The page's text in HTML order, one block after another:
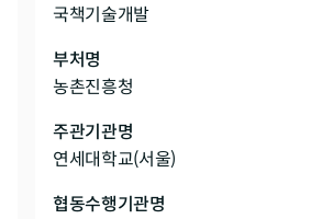
국책기술개발
부처명
농촌진흥청
주관기관명
연세대학교(서울)
협동수행기관명